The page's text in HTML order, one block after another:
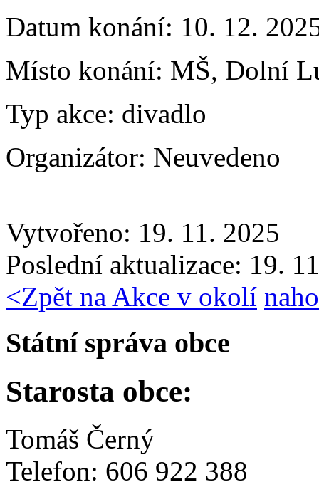
Datum konání: 10. 12.
Místo konání: MŠ, Dolní
Typ akce: divadlo
Organizátor: Neuvedeno
Vytvořeno: 19. 11. 2025
Poslední aktualizace: 19.
<Zpět na Akce v okolí
Státní správa obce
Starosta obce:
Tomáš Černý
Telefon: 606 922 388